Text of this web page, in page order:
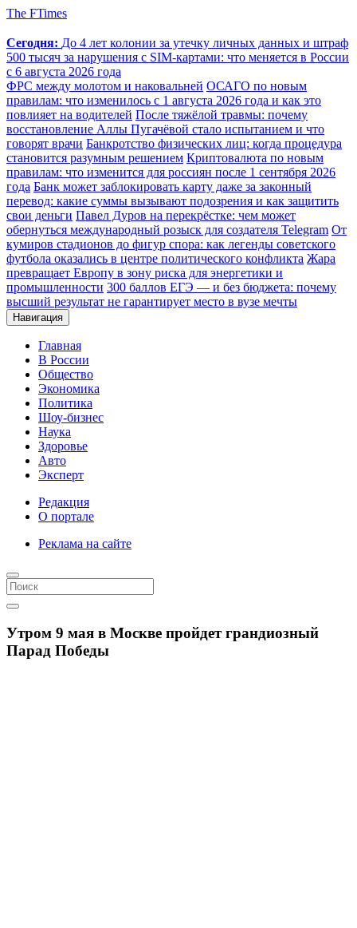
The FTimes
Сегодня: До 4 лет колонии за утечку личных данных и штраф
500 тысяч за нарушения с SIM-картами: что меняется в России
с 6 августа 2026 года
ФРС между молотом и наковальней ОСАГО по новым
правилам: что изменилось с 1 августа 2026 года и как это
повлияет на водителей После тяжёлой травмы: почему
восстановление Аллы Пугачёвой стало испытанием и что
говорят врачи Банкротство физических лиц: когда процедура
становится разумным решением Криптовалюта по новым
правилам: что изменится для россиян после 1 сентября 2026
года Банк может заблокировать карту даже за законный
перевод: какие суммы вызывают подозрения и как защитить
свои деньги Павел Дуров на перекрёстке: чем может
обернуться международный розыск для создателя Telegram От
кумиров стадионов до фигур спора: как легенды советского
футбола оказались в центре политического конфликта Жара
превращает Европу в зону риска для энергетики и
промышленности 300 баллов ЕГЭ — и без бюджета: почему
высший результат не гарантирует место в вузе мечты
Навигация
Главная
В России
Общество
Экономика
Политика
Шоу-бизнес
Наука
Здоровье
Авто
Эксперт
Редакция
О портале
Реклама на сайте
Утром 9 мая в Москве пройдет грандиозный
Парад Победы